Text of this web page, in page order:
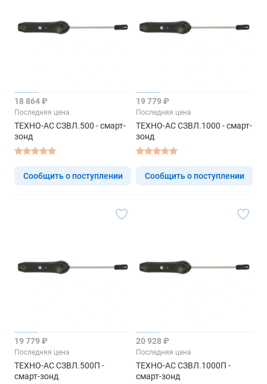
18 864 ₽
Последняя цена
ТЕХНО-АС СЗВЛ.500 - смарт-
зонд
Сообщить о поступлении
19 779 ₽
Последняя цена
ТЕХНО-АС СЗВЛ.1000 - смарт-
зонд
Сообщить о поступлении
19 779 ₽
Последняя цена
ТЕХНО-АС СЗВЛ.500П -
смарт-зонд
20 928 ₽
Последняя цена
ТЕХНО-АС СЗВЛ.1000П -
смарт-зонд